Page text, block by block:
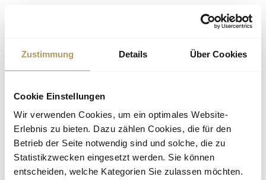
Zustimmung Details Über Cookies
Cookie Einstellungen
Wir verwenden Cookies, um ein optimales Website-
Erlebnis zu bieten. Dazu zählen Cookies, die für den
Betrieb der Seite notwendig sind und solche, die zu
Statistikzwecken eingesetzt werden. Sie können
entscheiden, welche Kategorien Sie zulassen möchten.
Something went wrong!